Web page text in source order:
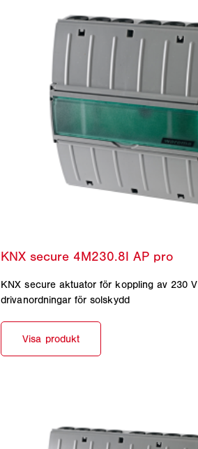
KNX secure aktuator för koppling av 230 V
drivanordningar för solskydd